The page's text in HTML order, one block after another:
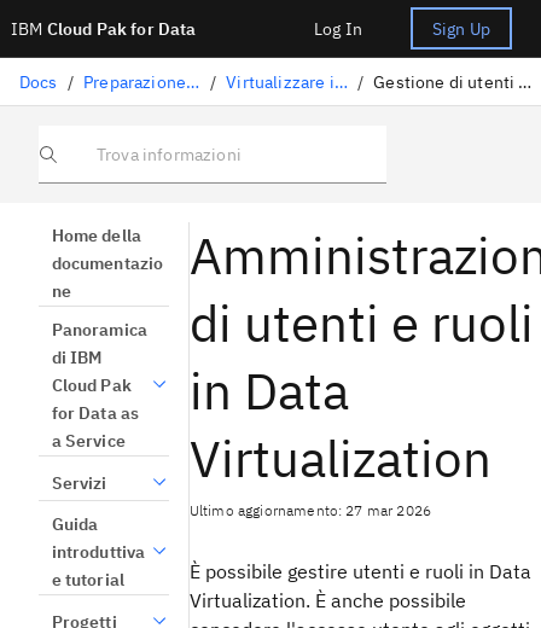
IBM Cloud Pak for Data Log In Sign Up
Docs / Preparazione dati / Virtualizzare i dati / Gestione di utenti e ruoli
Trova informazioni
Home della
documentazio
ne
Panoramica
di IBM
Cloud Pak
for Data as
a Service
Servizi
Guida
introduttiva
e tutorial
Progetti
di utenti e ruoli
in Data
Virtualization
Ultimo aggiornamento: 27 mar 2026
È possibile gestire utenti e ruoli in Data
Virtualization. È anche possibile